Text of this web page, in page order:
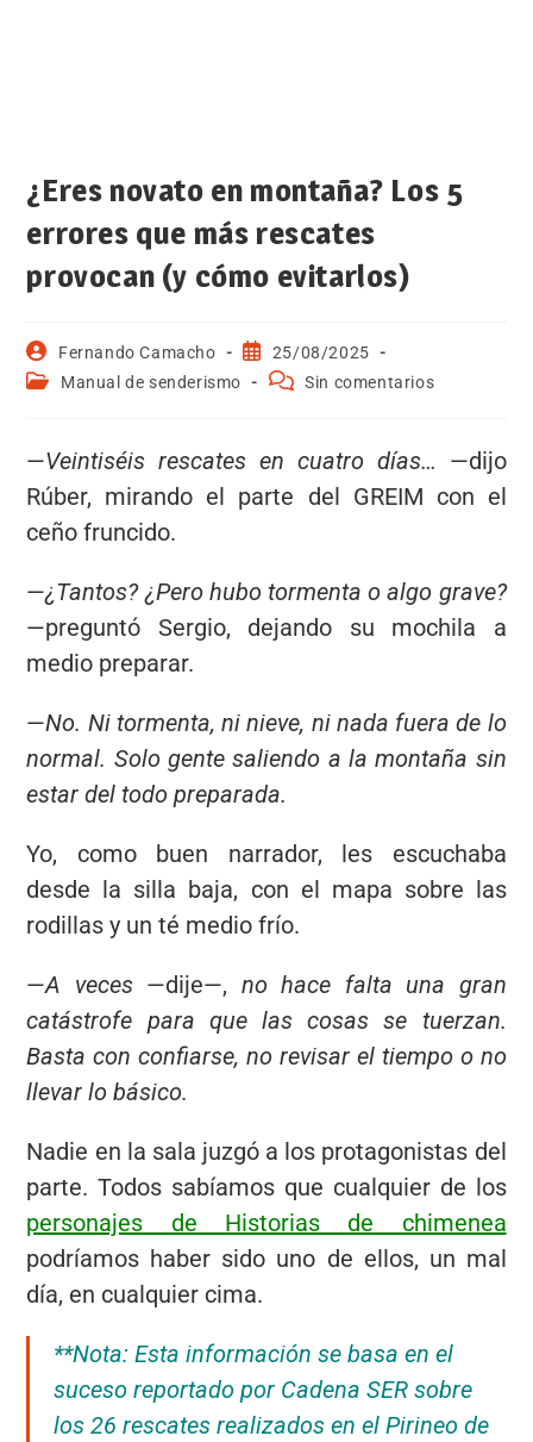
¿Eres novato en montaña? Los 5
errores que más rescates
provocan (y cómo evitarlos)
Fernando Camacho
25/08/2025
Manual de senderismo
Sin comentarios
—Veintiséis rescates en cuatro días… —dijo
Rúber, mirando el parte del GREIM con el
ceño fruncido.
—¿Tantos? ¿Pero hubo tormenta o algo grave?
—preguntó Sergio, dejando su mochila a
medio preparar.
—No. Ni tormenta, ni nieve, ni nada fuera de lo
normal. Solo gente saliendo a la montaña sin
estar del todo preparada.
Yo, como buen narrador, les escuchaba
desde la silla baja, con el mapa sobre las
rodillas y un té medio frío.
—A veces—dije—, no hace falta una gran
catástrofe para que las cosas se tuerzan.
Basta con confiarse, no revisar el tiempo o no
llevar lo básico.
Nadie en la sala juzgó a los protagonistas del
parte. Todos sabíamos que cualquier de los
personajes de Historias de chimenea
podríamos haber sido uno de ellos, un mal
día, en cualquier cima.
**Nota: Esta información se basa en el
suceso reportado por Cadena SER sobre
los 26 rescates realizados en el Pirineo de